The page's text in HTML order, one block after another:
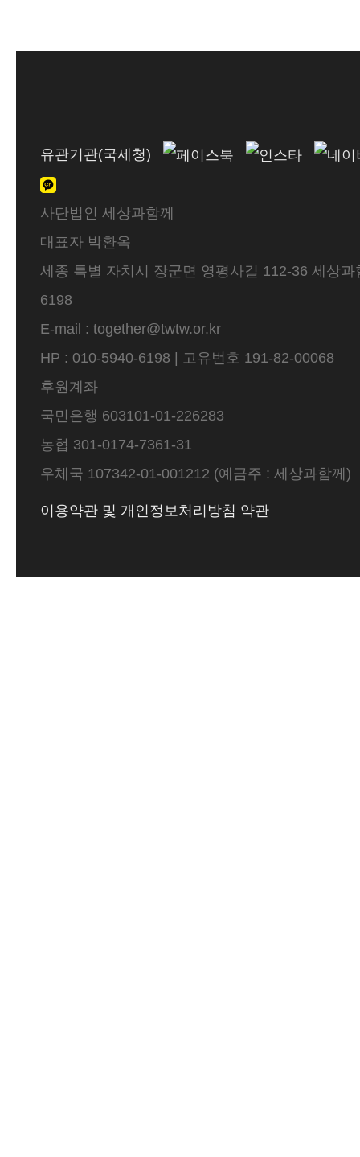
유관기관(국세청)
사단법인 세상과함께
대표자 박환옥
세종 특별 자치시 장군면 영평사길 112-36 세상
6198
E-mail : together@twtw.or.kr
HP : 010-5940-6198 | 고유번호 191-82-00068
후원계좌
국민은행 603101-01-226283
농협 301-0174-7361-31
우체국 107342-01-001212 (예금주 : 세상과함께)
이용약관 및 개인정보처리방침 약관